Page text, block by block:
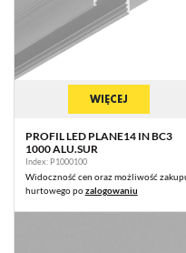
WIĘCEJ
PROFIL LED PLANE14 IN BC3
1000 ALU.SUR
Index: P1000100
Widoczność cen oraz możliwość
hurtowego pozalogowaniu